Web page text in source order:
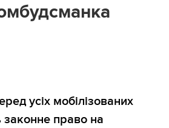
усіх мобілізованих
право на